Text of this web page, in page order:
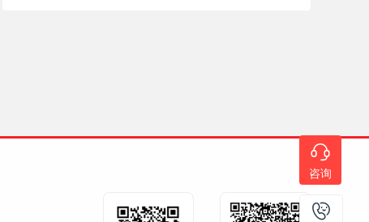
咨询